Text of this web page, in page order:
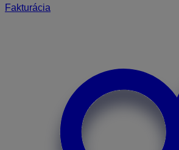
Fakturácia